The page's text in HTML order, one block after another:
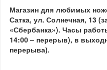
Магазин для любимых
Сатка, ул. Солнечная, 13
«Сбербанка»). Часы
14:00 – перерыв), в
перерыва).